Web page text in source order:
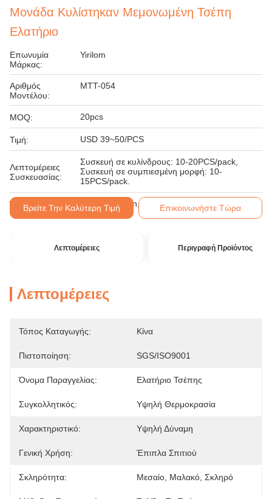
Μονάδα Κυλίστηκαν Μεμονωμένη Τσέπη
Ελατήριο
Επωνυμία
Μάρκας:
Yirilom
Αριθμός
Μοντέλου:
MTT-054
MOQ: 20pcs
Τιμή: USD 39~50/PCS
Λεπτομέρειες
Συσκευασίας:
Συσκευή σε κυλίνδρους: 10-20PCS/pack,
Συσκευή σε συμπιεσμένη μορφή: 10-
15PCS/pack.
Όροι Πληρωμής: Western Union, MoneyGram
Βρείτε Την Καλύτερη Τιμή Επικοινωνήστε Τώρα
Λεπτομέρειες Περιγραφή Προϊόντος
Λεπτομέρειες
Τόπος Καταγωγής: Κίνα
Πιστοποίηση: SGS/ISO9001
Όνομα Παραγγελίας: Ελατήριο Τσέπης
Συγκολλητικός: Υψηλή Θερμοκρασία
Χαρακτηριστικό: Υψηλή Δύναμη
Γενική Χρήση: Έπιπλα Σπιτιού
Σκληρότητα: Μεσαίο, Μαλακό, Σκληρό